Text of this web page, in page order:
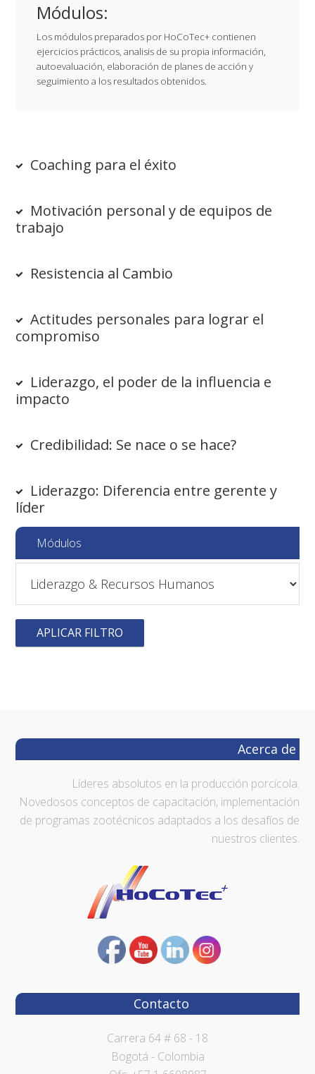
Módulos:
Los módulos preparados por HoCoTec+ contienen
ejercicios prácticos, analisis de su propia información,
autoevaluación, elaboración de planes de acción y
seguimiento a los resultados obtenidos.
Coaching para el éxito
Motivación personal y de equipos de
trabajo
Resistencia al Cambio
Actitudes personales para lograr el
compromiso
Liderazgo, el poder de la influencia e
impacto
Credibilidad: Se nace o se hace?
Liderazgo: Diferencia entre gerente y
líder
Barra
lateral
principal
Courses
sidebar
Módulos
APLICAR FILTRO
Footer Acerca de
Líderes absolutos en la producción porcícola.
Novedosos conceptos de capacitación, implementación
de programas zootécnicos adaptados a los desafíos de
nuestros clientes.
Contacto
Carrera 64 # 68 - 18
Bogotá - Colombia